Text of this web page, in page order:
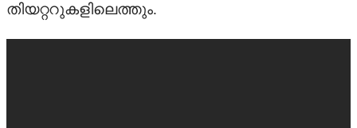
ONAM GALLERY
തിയറ്ററുകളിലെത്തും.